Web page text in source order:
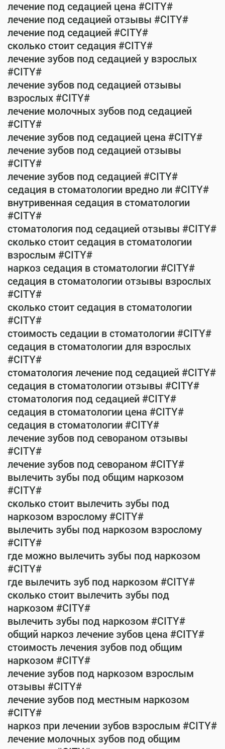
лечение под седацией цена #CITY#
лечение под седацией отзывы #CITY#
лечение под седацией #CITY#
сколько стоит седация #CITY#
лечение зубов под седацией у взрослых
#CITY#
лечение зубов под седацией отзывы
взрослых #CITY#
лечение молочных зубов под седацией
#CITY#
лечение зубов под седацией цена #CITY#
лечение зубов под седацией отзывы
#CITY#
лечение зубов под седацией #CITY#
седация в стоматологии вредно ли #CITY#
внутривенная седация в стоматологии
#CITY#
стоматология под седацией отзывы #CITY#
сколько стоит седация в стоматологии
взрослым #CITY#
наркоз седация в стоматологии #CITY#
седация в стоматологии отзывы взрослых
#CITY#
сколько стоит седация в стоматологии
#CITY#
стоимость седации в стоматологии #CITY#
седация в стоматологии для взрослых
#CITY#
стоматология лечение под седацией #CITY#
седация в стоматологии отзывы #CITY#
стоматология под седацией #CITY#
седация в стоматологии цена #CITY#
седация в стоматологии #CITY#
лечение зубов под севораном отзывы
#CITY#
лечение зубов под севораном #CITY#
вылечить зубы под общим наркозом
#CITY#
сколько стоит вылечить зубы под
наркозом взрослому #CITY#
вылечить зубы под наркозом взрослому
#CITY#
где можно вылечить зубы под наркозом
#CITY#
где вылечить зуб под наркозом #CITY#
сколько стоит вылечить зубы под
наркозом #CITY#
вылечить зубы под наркозом #CITY#
общий наркоз лечение зубов цена #CITY#
стоимость лечения зубов под общим
наркозом #CITY#
лечение зубов под наркозом взрослым
отзывы #CITY#
лечение зубов под местным наркозом
#CITY#
наркоз при лечении зубов взрослым #CITY#
лечение молочных зубов под общим